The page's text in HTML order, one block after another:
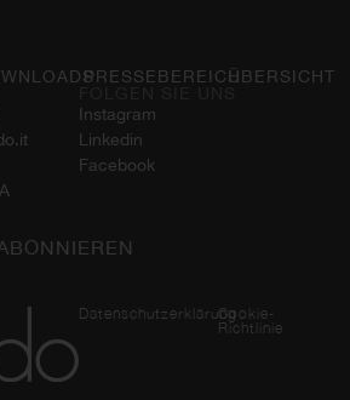
Instagram
Linkedin
Facebook
PRESSEBEREICHÜBERSICHT
DatenschutzerklärungCookie-
Richtlinie